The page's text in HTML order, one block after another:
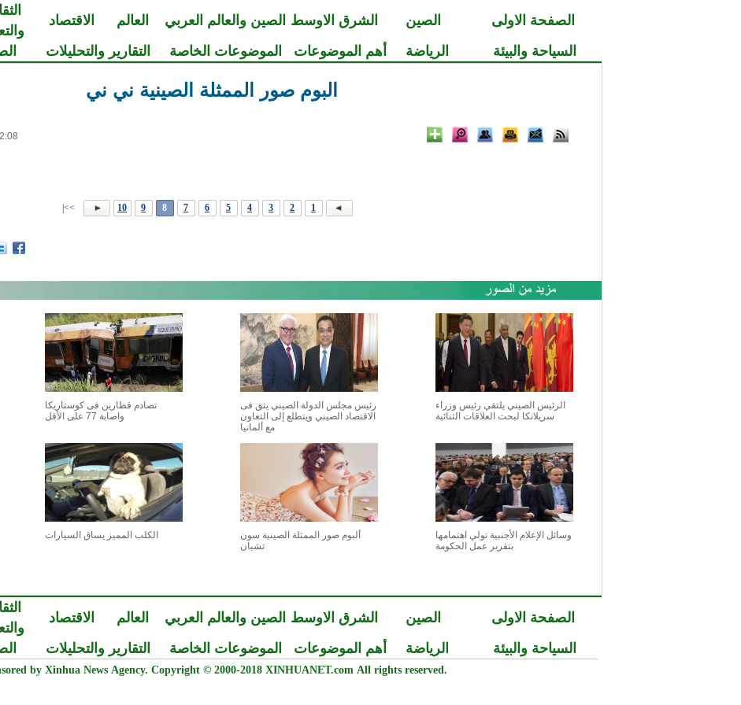
الصفحة الاولى الصين الشرق الاوسط الصين والعالم العربي العالم الاقتصاد
السياحة والبيئة
الرياضة أهم الموضوعات الموضوعات الخاصة التقارير والتحليلات
البوم صور الممثلة الصينية ني ني
1
2
3
4
5
6
7
8
9
10
>>|
الرئيس الصيني يلتقي رئيس وزراء
سريلانكا لبحث العلاقات الثنائية
رئيس مجلس الدولة الصيني يثق فى
الاقتصاد الصيني ويتطلع إلى التعاون
مع ألمانيا
تصادم قطارين فى كوستاريكا
واصابة 77 على الأقل
وسائل الإعلام الأجنبية تولي اهتمامها
بتقرير عمل الحكومة
ألبوم صور الممثلة الصينية سون
تشيان
الكلب المميز يساق السيارات
الصفحة الاولى الصين الشرق الاوسط الصين والعالم العربي العالم الاقتصاد
السياحة والبيئة
الرياضة أهم الموضوعات الموضوعات الخاصة التقارير والتحليلات
by Xinhua News Agency. Copyright © 2000-2018 XINHUANET.com All rights reserved.